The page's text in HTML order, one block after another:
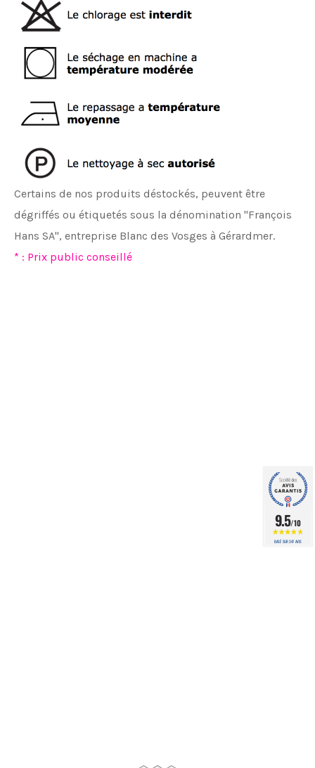
Certains de nos produits déstockés, peuvent être
dégriffés ou étiquetés sous la dénomination "François
Hans SA", entreprise Blanc des Vosges à Gérardmer.
* : Prix public conseillé
9.5/10
BASÉ SUR 347 AVIS